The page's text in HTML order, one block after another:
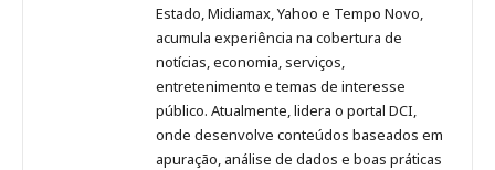
Estado, Midiamax, Yahoo e Tempo Novo,
acumula experiência na cobertura de
notícias, economia, serviços,
entretenimento e temas de interesse
público. Atualmente, lidera o portal DCI,
onde desenvolve conteúdos baseados em
apuração, análise de dados e boas práticas